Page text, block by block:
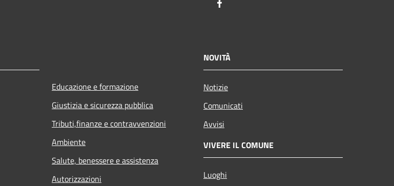
Educazione e formazione
Giustizia e sicurezza pubblica
Tributi,finanze e contravvenzioni
Ambiente
Salute, benessere e assistenza
Autorizzazioni
NOVITÀ
Notizie
Comunicati
Avvisi
VIVERE IL COMUNE
Luoghi